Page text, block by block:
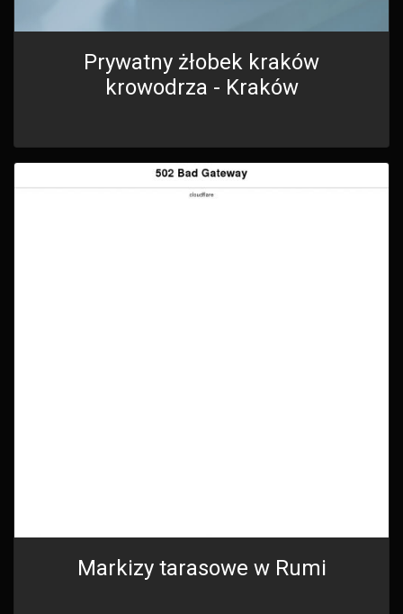
Prywatny żłobek kraków
krowodrza - Kraków
Markizy tarasowe w Rumi